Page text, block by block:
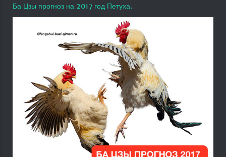
Ба Цзы прогноз на 2017 год Петуха.